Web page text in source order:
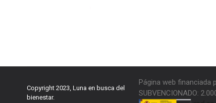
Copyright 2023, Luna en busca del
bienestar.
Página web financiada
SUBVENCIONADO: